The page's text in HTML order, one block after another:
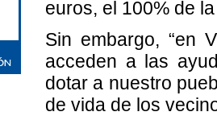
euros, el 100% de
Sin embargo, “en
acceden a las
dotar a nuestro
de vida de los